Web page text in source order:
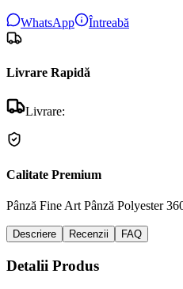
WhatsApp Întreabă
Livrare Rapidă
Livrare:
Calitate Premium
Pânză Fine Art Pânză Polyester
Descriere Recenzii FAQ
Detalii Produs